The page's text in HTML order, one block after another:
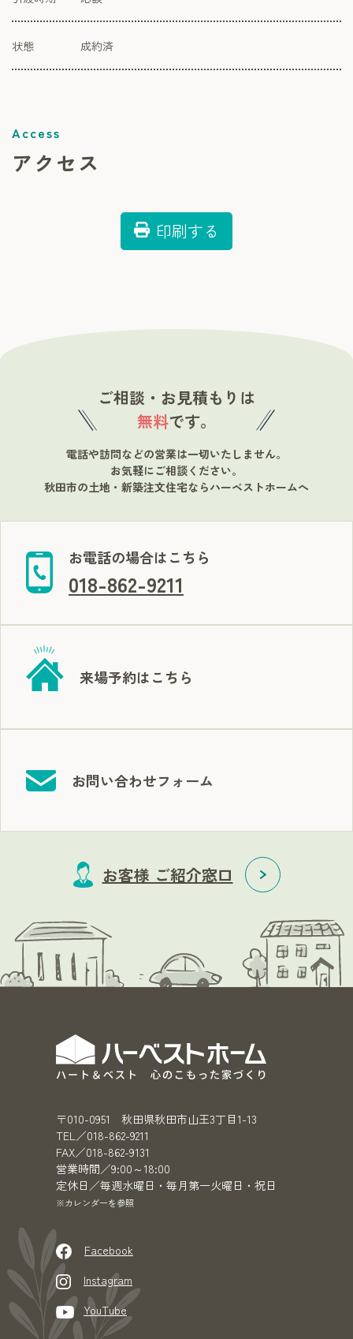
状態 成約済
アクセス
印刷する
ご相談・お見積もりは
無料です。
電話や訪問などの営業は一切いたしません。
お気軽にご相談ください。
秋田市の土地・新築注文住宅ならハーベストホームへ
お電話の場合はこちら
018-862-9211
来場予約はこちら
お問い合わせフォーム
お客様 ご紹介窓口
〒010-0951 秋田県秋田市山王3丁目1-13
TEL／018-862-9211
FAX／018-862-9131
営業時間／9:00～18:00
定休日／毎週水曜日・毎月第一火曜日・祝日
※カレンダーを参照
Facebook
Instagram
YouTube